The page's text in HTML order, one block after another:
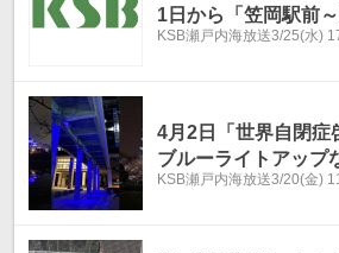
1日から「笠岡駅前
KSB瀬戸内海放送3/25(水)
4月2日「世界自閉症
ブルーライトアッ
KSB瀬戸内海放送3/20(金)